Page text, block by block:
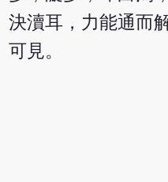
決瀆耳，力能通而
可見。